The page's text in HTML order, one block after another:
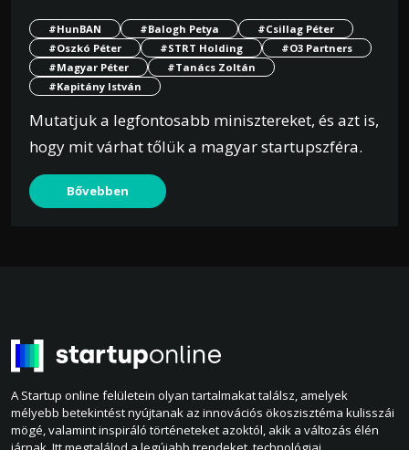
#HunBAN #Balogh Petya
#Csillag Péter
#Oszkó Péter
#STRT Holding
#O3 Partners
#Magyar Péter
#Tanács Zoltán
#Kapitány István
Mutatjuk a legfontosabb minisztereket, és azt is,
hogy mit várhat tőlük a magyar startupszféra.
Bővebben
A Startup online felületein olyan tartalmakat találsz, amelyek
mélyebb betekintést nyújtanak az innovációs ökoszisztéma kulisszái
mögé, valamint inspiráló történeteket azoktól, akik a változás élén